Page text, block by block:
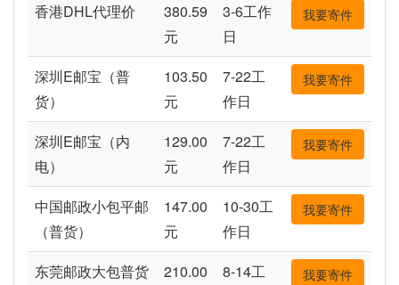
香港DHL代理价
380.59
元
3-6工作
日
我要寄件
深圳E邮宝（普
货）
103.50
元
7-22工
作日
我要寄件
深圳E邮宝（内
电）
129.00
元
7-22工
作日
我要寄件
中国邮政小包平邮
（普货）
147.00
元
10-30工
作日
我要寄件
东莞邮政大包普货
210.00
8-14工
我要寄件